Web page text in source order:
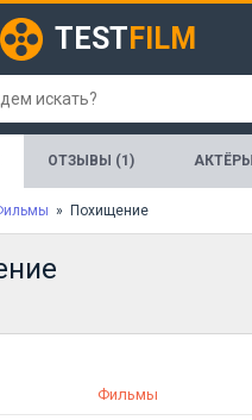
TEST FILM
ОТЗЫВЫ (1) АКТЁРЫ
» Похищение
Фильмы